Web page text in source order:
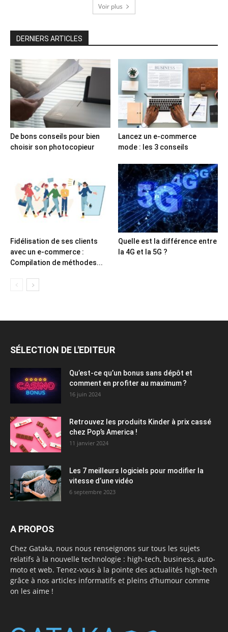
Voir plus
DERNIERS ARTICLES
De bons conseils pour bien
choisir son photocopieur
Lancez un e-commerce
mode : les 3 conseils
Fidélisation de ses clients
avec un e-commerce :
Compilation de méthodes...
Quelle est la différence entre
la 4G et la 5G ?
SÉLECTION DE L'EDITEUR
Qu’est-ce qu’un bonus sans dépôt et
comment en profiter au maximum ?
16 juin 2024
Retrouvez les produits Kinder à prix cassé
chez Pop’s America !
11 janvier 2024
Les 7 meilleurs logiciels pour modifier la
vitesse d’une vidéo
6 septembre 2023
A PROPOS
Chez Gataka, nous nous renseignons sur tous les sujets
relatifs à la nouvelle technologie : high-tech, business, auto-
moto et web. Tenez-vous à la pointe des actualités high-tech
grâce à nos articles informatifs et pleins d’humour comme
on les aime !